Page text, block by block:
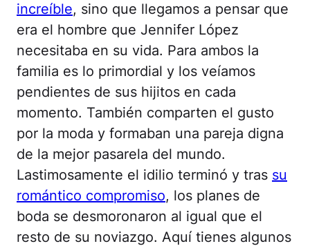
increíble, sino que llegamos a pensar que
era el hombre que Jennifer López
necesitaba en su vida. Para ambos la
familia es lo primordial y los veíamos
pendientes de sus hijitos en cada
momento. También comparten el gusto
por la moda y formaban una pareja digna
de la mejor pasarela del mundo.
Lastimosamente el idilio terminó y tras su
romántico compromiso, los planes de
boda se desmoronaron al igual que el
resto de su noviazgo. Aquí tienes algunos